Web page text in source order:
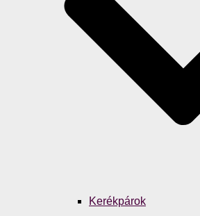
Kerékpárok